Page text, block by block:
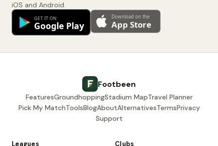
iOS and Android.
Footbeen
FeaturesGroundhoppingStadium MapTravel Planner
Pick My MatchToolsBlogAboutAlternativesTermsPrivacy
Support
Leagues
Clubs